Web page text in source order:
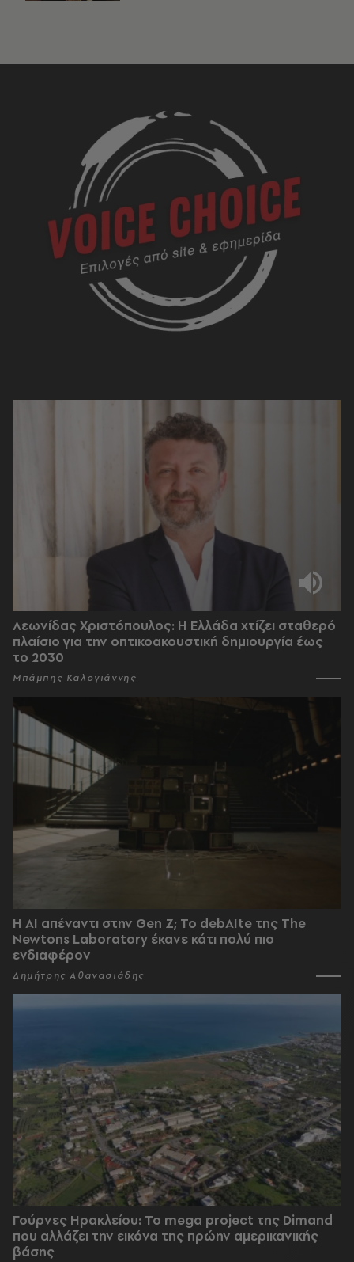
Λεωνίδας Χριστόπουλος: Η Ελλάδα χτίζει σταθερό
πλαίσιο για την οπτικοακουστική δημιουργία έως
το 2030
Μπάμπης Καλογιάννης
Η AI απέναντι στην Gen Z; Το debAIte της The
Newtons Laboratory έκανε κάτι πολύ πιο
ενδιαφέρον
Δημήτρης Αθανασιάδης
Γούρνες Ηρακλείου: To mega project της Dimand
που αλλάζει την εικόνα της πρώην αμερικανικής
βάσης